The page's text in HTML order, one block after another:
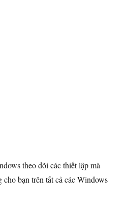
theo dõi các thiết lập mà
cho bạn trên tất cả các Windows